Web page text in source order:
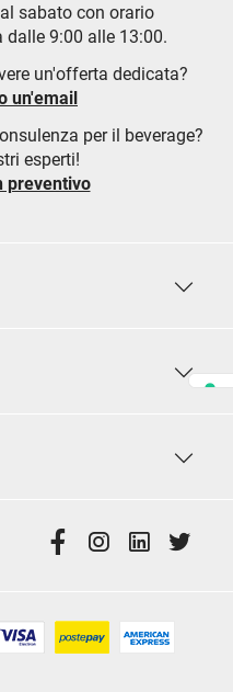
sabato con orario
dalle 9:00 alle 13:00.
un'offerta dedicata?
un'email
per il beverage?
esperti!
preventivo